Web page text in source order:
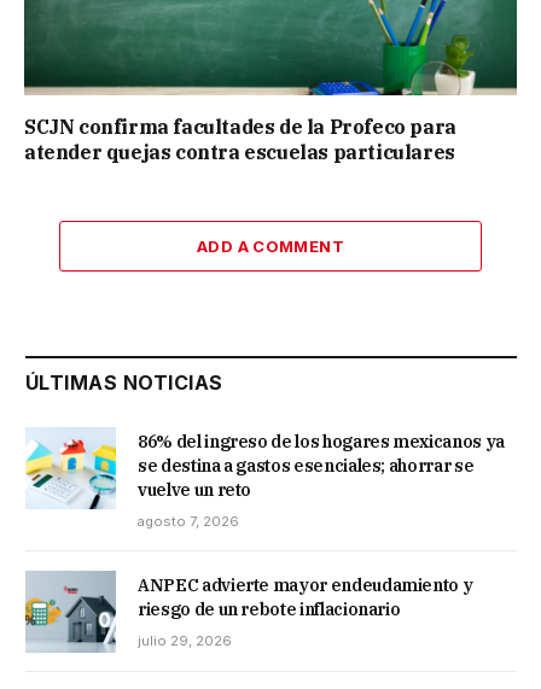
SCJN confirma facultades de la Profeco para
atender quejas contra escuelas particulares
ADD A COMMENT
ÚLTIMAS NOTICIAS
86% del ingreso de los hogares mexicanos ya
se destina a gastos esenciales; ahorrar se
vuelve un reto
agosto 7, 2026
ANPEC advierte mayor endeudamiento y
riesgo de un rebote inflacionario
julio 29, 2026